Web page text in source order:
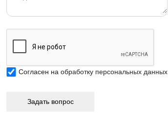
Согласен на обработку персональных данных